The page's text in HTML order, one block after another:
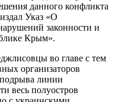
данного конфликта
Указ «О
законности и
Крым».
во главе с тем
организаторов
линии
весь полуостров